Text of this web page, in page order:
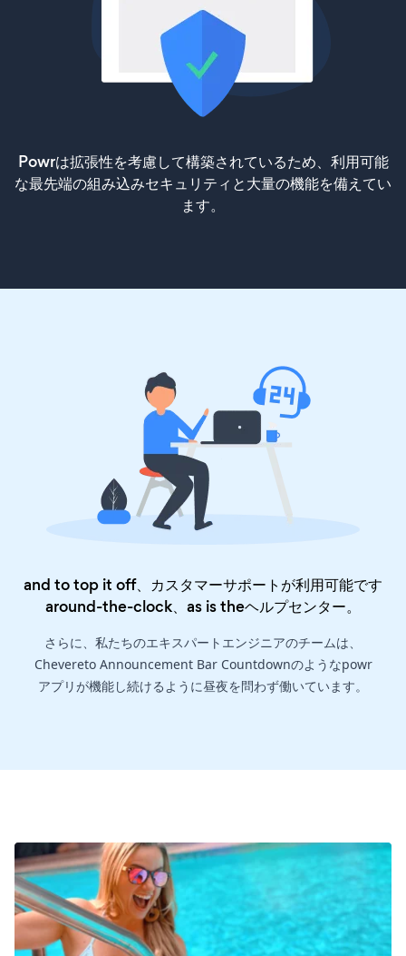
Powrは拡張性を考慮して構築されているため、利用可能
な最先端の組み込みセキュリティと大量の機能を備えてい
ます。
and to top it off、カスタマーサポートが利用可能です
around-the-clock、as is theヘルプセンター。
さらに、私たちのエキスパートエンジニアのチームは、
Chevereto Announcement Bar Countdownのようなpowr
アプリが機能し続けるように昼夜を問わず働いています。